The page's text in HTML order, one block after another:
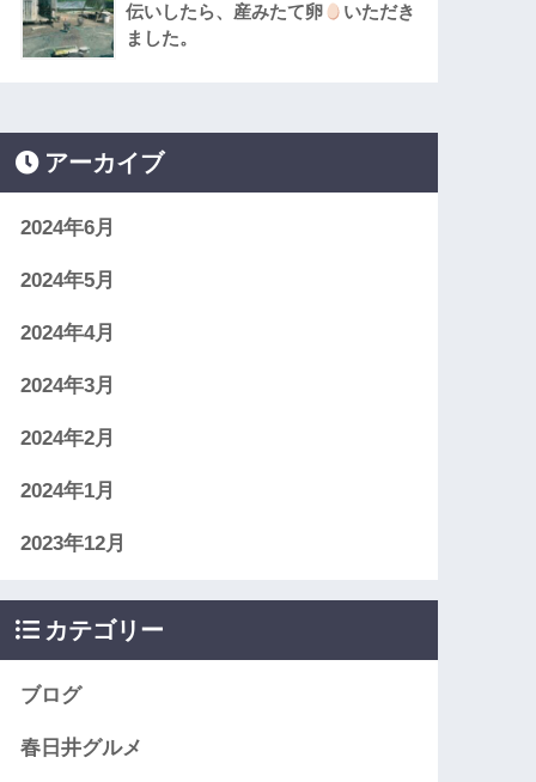
伝いしたら、産みたて卵
いただき
ました。
アーカイブ
2024年6月
2024年5月
2024年4月
2024年3月
2024年2月
2024年1月
2023年12月
カテゴリー
ブログ
春日井グルメ